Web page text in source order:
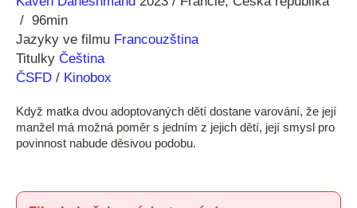
96min
Jazyky ve filmu Francouzština
Titulky Čeština
ČSFD / Kinobox
Když matka dvou adoptovaných dětí dostane varování, že její
manžel má možná poměr s jedním z jejich dětí, její smysl pro
povinnost nabude děsivou podobu.